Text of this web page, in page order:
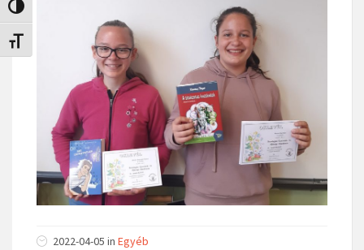
Nagy kontraszt váltása
Betűméret váltása
2022-04-05 in Egyéb